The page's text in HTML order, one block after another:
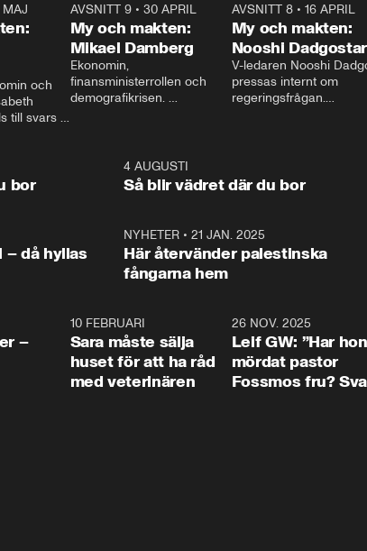
MAJ
och
till svars
AVSNITT 9• 30 APRIL
My och makten:
Mikael Damberg
Ekonomin,
finansministerrollen och
demografikrisen.
och Makten.
AVSNITT 8• 16 APRIL
My och makten:
Nooshi Dadgostar
V-ledaren Nooshi
pressas internt om
regeringsfrågan.
– Vi ställer upp i val. Ska
vara med så sitter vi
1:06
bor
4 AUGUSTI
Så blir vädret där du bor
– då hyllas
NYHETER •21 JAN. 2025
Här återvänder palestinska
fångarna hem
–
10 FEBRUARI
Sara måste sälja
huset för att ha råd
med veterinären
26 NOV. 2025
Leif GW: ”Har hon
mördat pastor
Fossmos fru?